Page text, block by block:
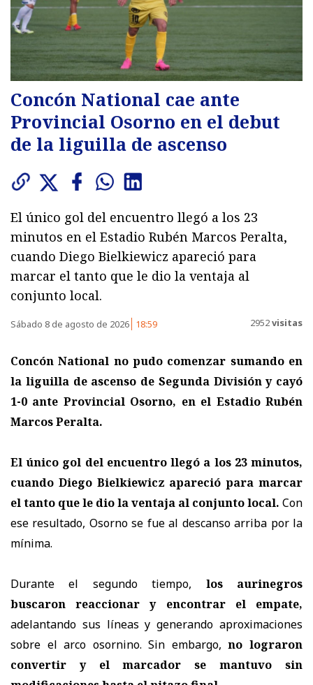
Concón National cae ante
Provincial Osorno en el debut
de la liguilla de ascenso
El único gol del encuentro llegó a los 23
minutos en el Estadio Rubén Marcos Peralta,
cuando Diego Bielkiewicz apareció para
marcar el tanto que le dio la ventaja al
conjunto local.
Sábado 8 de agosto de 2026 18:59 2952visitas
Concón National no pudo comenzar sumando en
la liguilla de ascenso de Segunda División y cayó
1-0 ante Provincial Osorno, en el Estadio Rubén
Marcos Peralta.
El único gol del encuentro llegó a los 23 minutos,
cuando Diego Bielkiewicz apareció para marcar
el tanto que le dio la ventaja al conjunto local. Con
ese resultado, Osorno se fue al descanso arriba por la
mínima.
Durante el segundo tiempo, los aurinegros
buscaron reaccionar y encontrar el empate,
adelantando sus líneas y generando aproximaciones
sobre el arco osornino. Sin embargo,no lograron
convertir y el marcador se mantuvo sin